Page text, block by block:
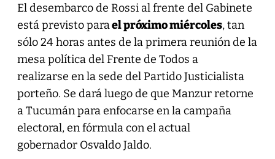
El desembarco de Rossi al frente del Gabinete
está previsto parael próximo miércoles, tan
sólo 24 horas antes de la primera reunión de la
mesa política del Frente de Todos a
realizarse en la sede del Partido Justicialista
porteño. Se dará luego de que Manzur retorne
a Tucumán para enfocarse en la campaña
electoral, en fórmula con el actual
gobernador Osvaldo Jaldo.